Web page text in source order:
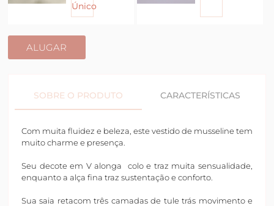
Único
ALUGAR
SOBRE O PRODUTO CARACTERÍSTICAS
Com muita fluidez e beleza, este vestido de musseline tem
muito charme e presença.
Seu decote em V alonga colo e traz muita sensualidade,
enquanto a alça fina traz sustentação e conforto.
Sua saia retacom três camadas de tule trás movimento e